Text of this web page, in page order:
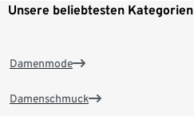
Unsere beliebtesten Kategorien
Damenmode
Damenschmuck